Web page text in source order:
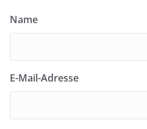
Name
E-Mail-Adresse